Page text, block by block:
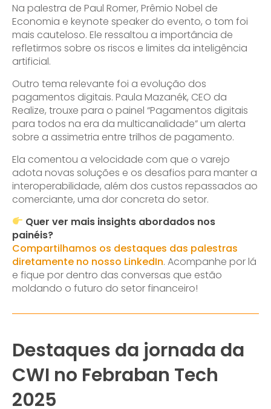
Na palestra de Paul Romer, Prêmio Nobel de
Economia e keynote speaker do evento, o tom foi
mais cauteloso. Ele ressaltou a importância de
refletirmos sobre os riscos e limites da inteligência
artificial.
Outro tema relevante foi a evolução dos
pagamentos digitais. Paula Mazanék, CEO da
Realize, trouxe para o painel “Pagamentos digitais
para todos na era da multicanalidade” um alerta
sobre a assimetria entre trilhos de pagamento.
Ela comentou a velocidade com que o varejo
adota novas soluções e os desafios para manter a
interoperabilidade, além dos custos repassados ao
comerciante, uma dor concreta do setor.
Quer ver mais insights abordados nos
painéis?
Compartilhamos os destaques das palestras
diretamente no nosso LinkedIn. Acompanhe por lá
e fique por dentro das conversas que estão
moldando o futuro do setor financeiro!
Destaques da jornada da
CWI no Febraban Tech
2025